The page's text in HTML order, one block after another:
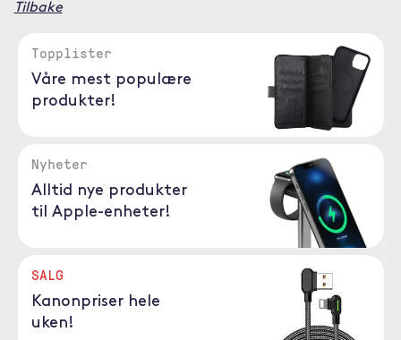
Tilbake
Topplister
Våre mest populære
produkter!
Nyheter
Alltid nye produkter
til Apple-enheter!
SALG
Kanonpriser hele
uken!